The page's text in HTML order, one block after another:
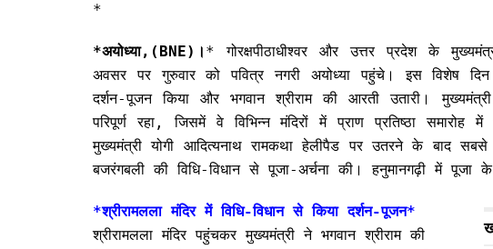
*
*अयोध्या,(BNE)। * गोरक्षपीठाधीश्वर और उत्तर प्रदेश के
अवसर पर गुरुवार को पवित्र नगरी अयोध्या पहुंचे। इस विशेष दिन
दर्शन-पूजन किया और भगवान श्रीराम की आरती उतारी।
परिपूर्ण रहा, जिसमें वे विभिन्न मंदिरों में प्राण प्रतिष्ठा
मुख्यमंत्री योगी आदित्यनाथ रामकथा हेलीपैड पर उतरने के बाद
बजरंगबली की विधि-विधान से पूजा-अर्चना की। हनुमानगढ़ी में पूजा
*श्रीरामलला मंदिर में विधि-विधान से किया दर्शन-पूजन*
श्रीरामलला मंदिर पहुंचकर मुख्यमंत्री ने भगवान श्रीराम की